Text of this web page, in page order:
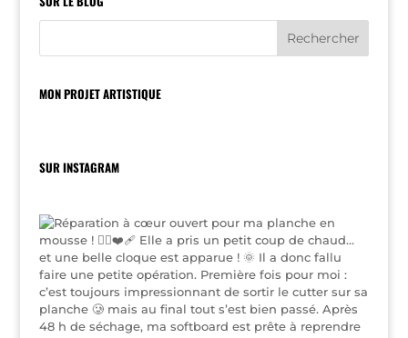
MON PROJET ARTISTIQUE
SUR INSTAGRAM